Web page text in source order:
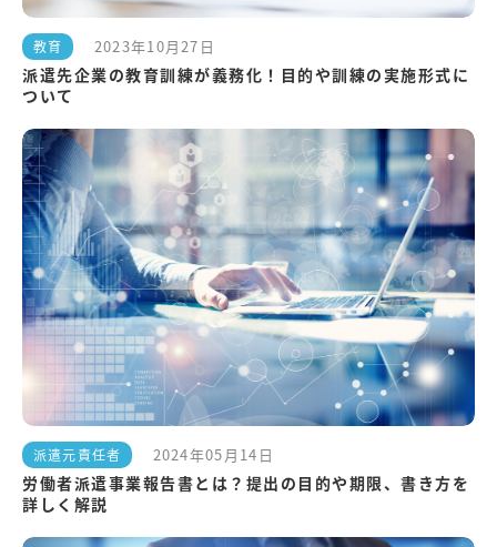
教育 2023年10月27日
派遣先企業の教育訓練が義務化！目的や訓練の実施形式に
ついて
派遣元責任者 2024年05月14日
労働者派遣事業報告書とは？提出の目的や期限、書き方を
詳しく解説